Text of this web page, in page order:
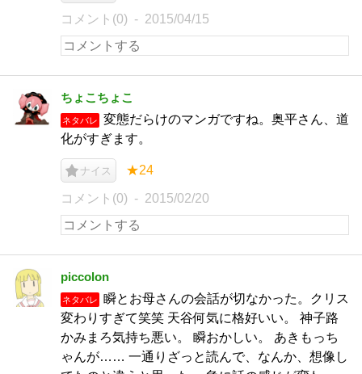
コメント(0) 2015/04/15
ちょこちょこ
ネタバレ
変態だらけのマンガですね。奥平さん、道
化がすぎます。
ナイス ★24
コメント(0) 2015/02/20
piccolon
ネタバレ
瞬とお母さんの会話が切なかった。クリス
変わりすぎて笑笑 天谷何気に格好いい。 神子路
かみまろ気持ち悪い。 瞬おかしい。 あきもっち
ゃんが…… 一通りざっと読んで、なんか、想像し